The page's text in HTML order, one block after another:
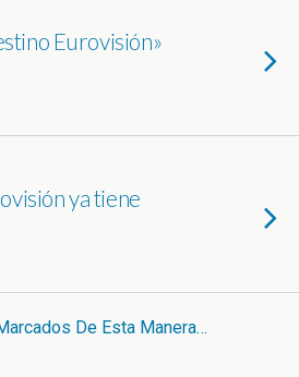
Eurovisión»
ya tiene
De Esta Manera…